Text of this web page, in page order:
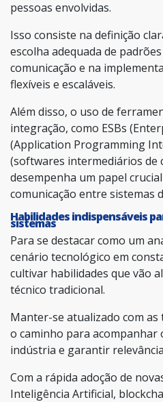
pessoas envolvidas.
Isso consiste na definição
escolha adequada de
comunicação e na
flexíveis e escaláveis.
Além disso, o uso de
integração, como ESBs
(Application Programming
(softwares intermediários de
desempenha um papel
comunicação entre sistemas
Habilidades indispensáveis
sistemas
Para se destacar como um
cenário tecnológico em
cultivar habilidades que vão
técnico tradicional.
Manter-se atualizado com
o caminho para acompanhar
indústria e garantir
Com a rápida adoção de
Inteligência Artificial,